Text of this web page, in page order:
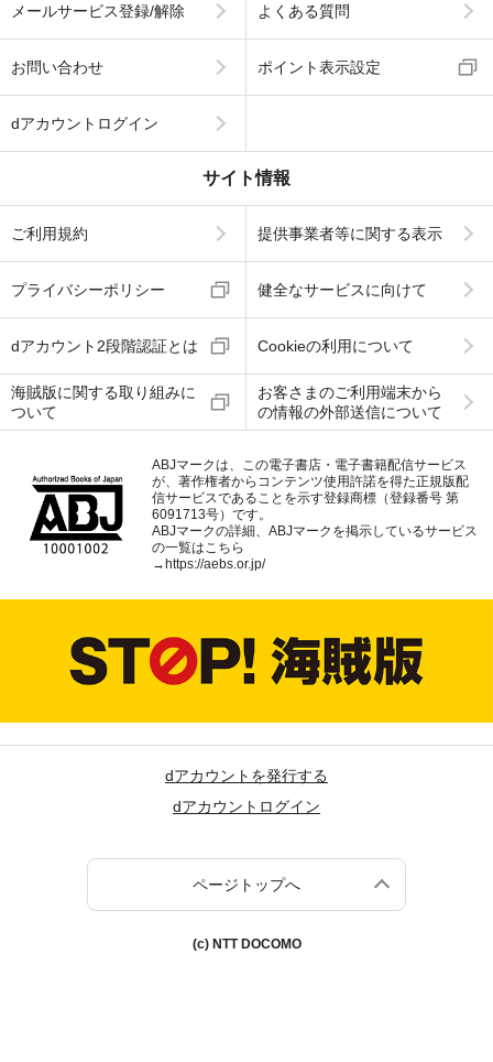
メールサービス登録/解除 よくある質問
お問い合わせ ポイント表示設定
dアカウントログイン
サイト情報
ご利用規約 提供事業者等に関する表示
プライバシーポリシー 健全なサービスに向けて
dアカウント2段階認証とは Cookieの利用について
海賊版に関する取り組みに
ついて
お客さまのご利用端末から
の情報の外部送信について
ABJマークは、この電子書店・電子書籍配信サービス
が、著作権者からコンテンツ使用許諾を得た正規版配
信サービスであることを示す登録商標（登録番号 第
6091713号）です。
ABJマークの詳細、ABJマークを掲示しているサービス
の一覧はこちら
→https://aebs.or.jp/
dアカウントを発行する
dアカウントログイン
ページトップへ
(c) NTT DOCOMO